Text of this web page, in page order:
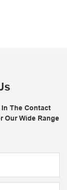
The Contact
Our Wide Range